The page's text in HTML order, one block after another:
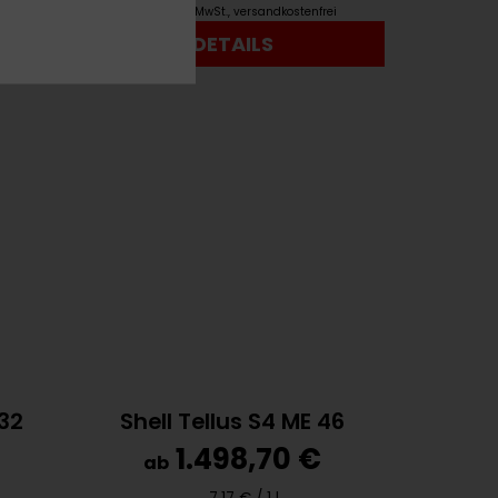
inkl. 19,00% MwSt. , versandkostenfrei
DETAILS
Shell Tellus S4 ME 46
ab 1.498,70 €